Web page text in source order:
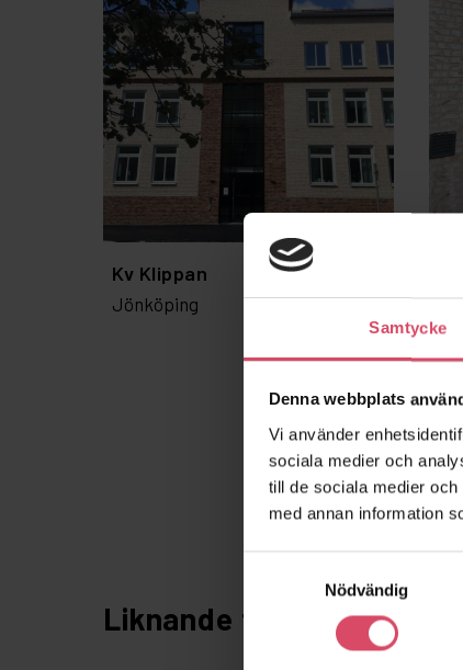
Samtycke
Denna webbplats
Vi använder
sociala medier och
till de sociala medier
med annan information
Nödvändig
Kv Klippan
Jönköping
Liknande tegelstenar